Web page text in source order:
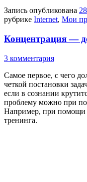
Запись опубликована
рубрике Internet, Мои
Концентрация —
3 комментария
Самое первое, с чего
четкой постановки
если в сознании
проблему можно при
Например, при помощи
тренинга.